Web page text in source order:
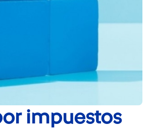
impuestos